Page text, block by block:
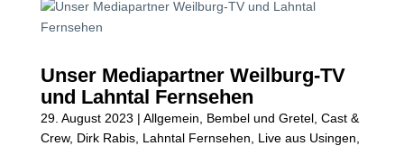
Unser Mediapartner Weilburg-TV
und Lahntal Fernsehen
29. August 2023 | Allgemein Bembel und Gretel, Cast &
Crew, Dirk Rabis, Lahntal Fernsehen Live aus Usingen